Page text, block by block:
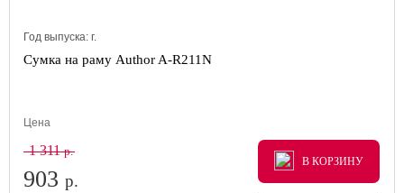
Год выпуска: г.
Сумка на раму Author A-R211N
Цена
1 311р.
903 р.
В КОРЗИНУ
В КОРЗИНУ
В КОРЗИНУ